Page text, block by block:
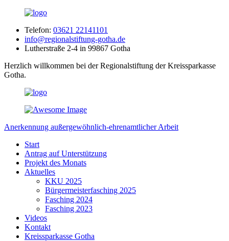
Telefon: 03621 22141101
info@regionalstiftung-gotha.de
Lutherstraße 2-4 in 99867 Gotha
Herzlich willkommen bei der Regionalstiftung der Kreissparkasse
Gotha.
Anerkennung außergewöhnlich-ehrenamtlicher Arbeit
Start
Antrag auf Unterstützung
Projekt des Monats
Aktuelles
KKU 2025
Bürgermeisterfasching 2025
Fasching 2024
Fasching 2023
Videos
Kontakt
Kreissparkasse Gotha